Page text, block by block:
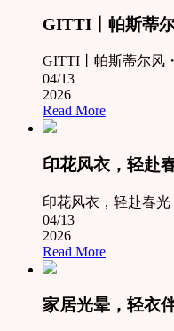
GITTI丨帕斯蒂
GITTI丨帕斯蒂尔风
04/13
2026
Read More
印花风衣，轻赴
印花风衣，轻赴春光
04/13
2026
Read More
家居光晕，轻衣